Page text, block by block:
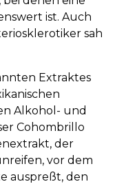
ist. Auch
sah
Extraktes
Alkohol- und
Cohombrillo
der
vor dem
auspreßt, den